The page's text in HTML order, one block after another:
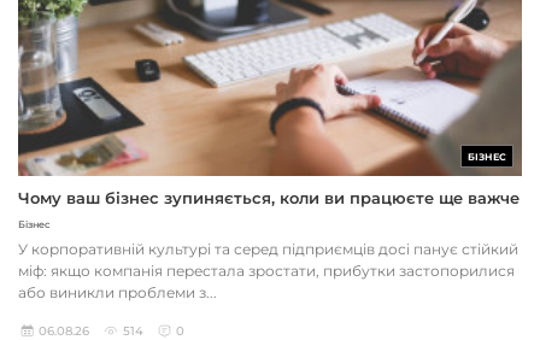
БІЗНЕС
Чому ваш бізнес зупиняється, коли ви працюєте ще важче
Бізнес
У корпоративній культурі та серед підприємців досі панує стійкий
міф: якщо компанія перестала зростати, прибутки застопорилися
або виникли проблеми з...
06.08.26 514 0